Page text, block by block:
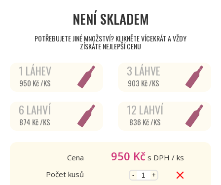
NENÍ SKLADEM
POTŘEBUJETE JINÉ MNOŽSTVÍ? KLIKNĚTE VÍCEKRÁT A VŽDY
ZÍSKÁTE NEJLEPŠÍ CENU
1 LÁHEV
950 Kč /KS
3 LÁHVE
903 Kč /KS
6 LAHVÍ
874 Kč /KS
12 LAHVÍ
836 Kč /KS
Cena 950 Kč s DPH / ks
Počet kusů
- +